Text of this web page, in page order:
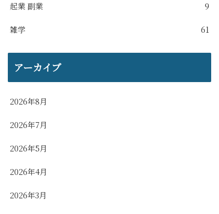
起業 副業 9
雑学 61
アーカイブ
2026年8月
2026年7月
2026年5月
2026年4月
2026年3月